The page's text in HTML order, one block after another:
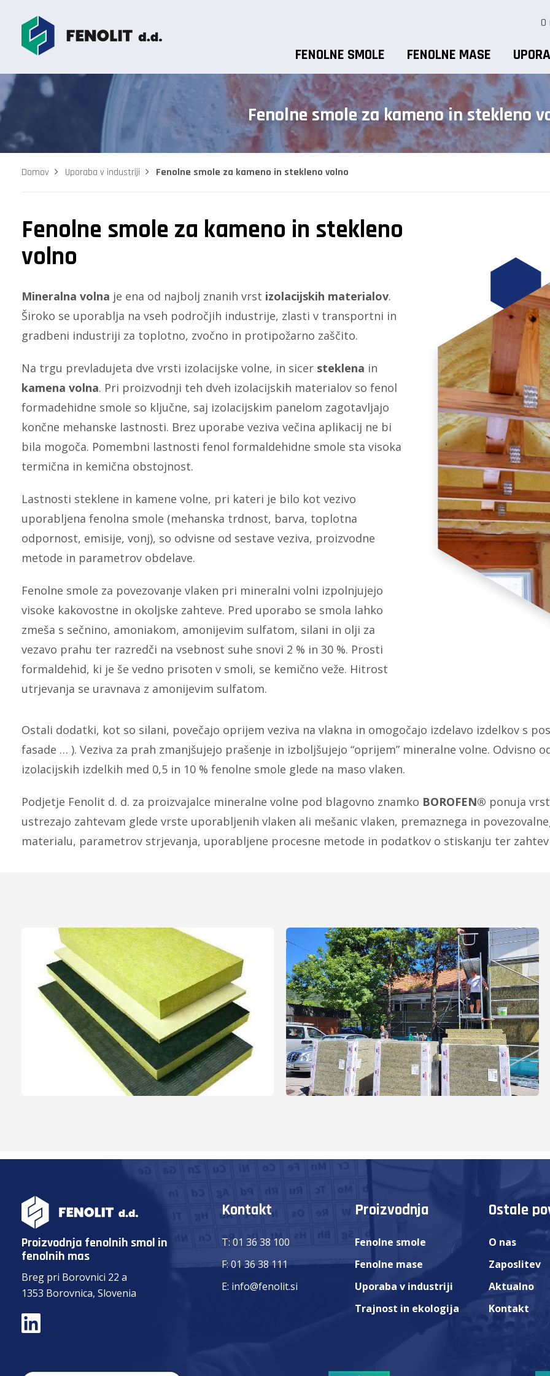
FENOLNE SMOLE FENOLNE MASE
Fenolne smole za kameno in stekleno
Domov Uporaba v industriji Fenolne smole za kameno in stekleno volno
Fenolne smole za kameno in stekleno
volno
Mineralna volna je ena od najbolj znanih vrst izolacijskih materialov.
Široko se uporablja na vseh področjih industrije, zlasti v transportni in
gradbeni industriji za toplotno, zvočno in protipožarno zaščito.
Na trgu prevladujeta dve vrsti izolacijske volne, in sicer steklena in
kamena volna. Pri proizvodnji teh dveh izolacijskih materialov so fenol
formadehidne smole so ključne, saj izolacijskim panelom zagotavljajo
končne mehanske lastnosti. Brez uporabe veziva večina aplikacij ne bi
bila mogoča. Pomembni lastnosti fenol formaldehidne smole sta visoka
termična in kemična obstojnost.
Lastnosti steklene in kamene volne, pri kateri je bilo kot vezivo
uporabljena fenolna smole (mehanska trdnost, barva, toplotna
odpornost, emisije, vonj), so odvisne od sestave veziva, proizvodne
metode in parametrov obdelave.
Fenolne smole za povezovanje vlaken pri mineralni volni izpolnjujejo
visoke kakovostne in okoljske zahteve. Pred uporabo se smola lahko
zmeša s sečnino, amoniakom, amonijevim sulfatom, silani in olji za
vezavo prahu ter razredči na vsebnost suhe snovi 2 % in 30 %. Prosti
formaldehid, ki je še vedno prisoten v smoli, se kemično veže. Hitrost
utrjevanja se uravnava z amonijevim sulfatom.
Ostali dodatki, kot so silani, povečajo oprijem veziva na vlakna in omogočajo izdelavo izdelkov s
fasade … ). Veziva za prah zmanjšujejo prašenje in izboljšujejo “oprijem” mineralne volne. Odvisno
izolacijskih izdelkih med 0,5 in 10 % fenolne smole glede na maso vlaken.
Podjetje Fenolit d. d. za proizvajalce mineralne volne pod blagovno znamko BOROFEN® ponuja
ustrezajo zahtevam glede vrste uporabljenih vlaken ali mešanic vlaken, premaznega in
materialu, parametrov strjevanja, uporabljene procesne metode in podatkov o stiskanju ter
Proizvodnja fenolnih smol in
fenolnih mas
Breg pri Borovnici 22 a
1353 Borovnica, Slovenia
Kontakt
T: 01 36 38 100
F:01 36 38 111
E: info@fenolit.si
Proizvodnja
Fenolne smole
Fenolne mase
Uporaba v industriji
Trajnost in ekologija
Ostale
O nas
Zaposlitev
Aktualno
Kontakt